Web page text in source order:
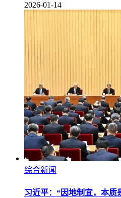
2026-01-14
综合新闻
习近平：“因地制宜，本质